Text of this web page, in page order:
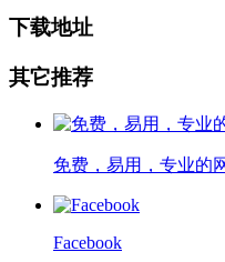
下载地址
其它推荐
免费，易用，专业的
Facebook